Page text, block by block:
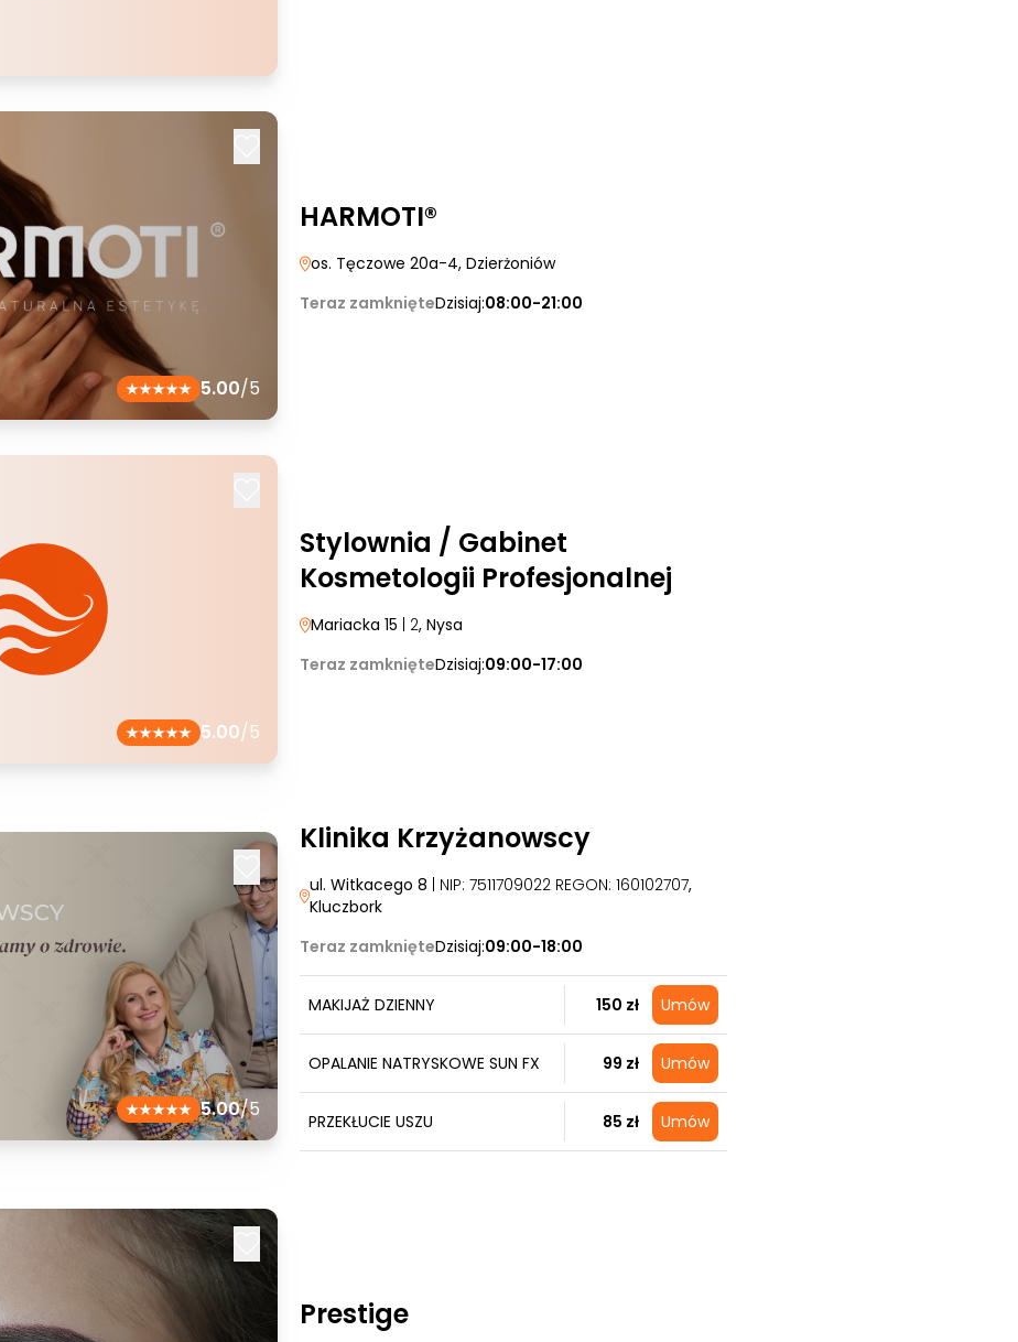
5.00/5
HARMOTI®
os. Tęczowe 20a-4, Dzierżoniów
Teraz zamknięteDzisiaj:08:00-21:00
5.00/5
Stylownia / Gabinet
Kosmetologii Profesjonalnej
Mariacka 15 | 2, Nysa
Teraz zamknięteDzisiaj:09:00-17:00
5.00/5
Klinika Krzyżanowscy
ul. Witkacego 8 | NIP: 7511709022 REGON: 160102707,
Kluczbork
Teraz zamknięteDzisiaj:09:00-18:00
MAKIJAŻ DZIENNY 150 zł Umów
OPALANIE NATRYSKOWE SUN FX 99 zł Umów
PRZEKŁUCIE USZU 85 zł Umów
Prestige